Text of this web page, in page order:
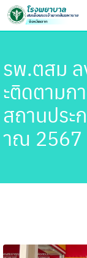
รพ.ตสม
ะติดตามก
สถานประ
าณ 2567